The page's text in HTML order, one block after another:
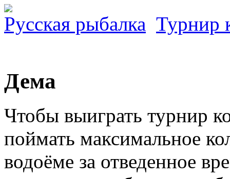
Русская рыбалка Турнир
Дема
Чтобы выиграть турнир
поймать максимальное
водоёме за отведенное